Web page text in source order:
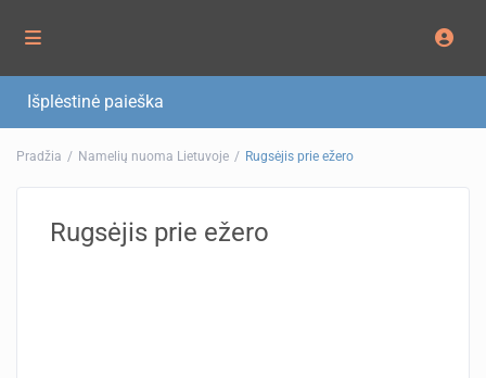
Išplėstinė paieška
Pradžia Namelių nuoma Lietuvoje Rugsėjis prie ežero
Rugsėjis prie ežero